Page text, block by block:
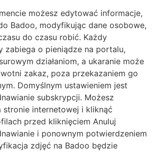
możesz edytować informacje,
Badoo, modyfikując dane osobowe,
do czasu robić. Każdy
zabiega o pieniądze na portalu,
działaniom, a ukaranie może
zakaz, poza przekazaniem go
Domyślnym ustawieniem jest
subskrypcji. Możesz
stronie internetowej i kliknąć
przed kliknięciem Anuluj
i ponownym potwierdzeniem
zdjęć na Badoo będzie